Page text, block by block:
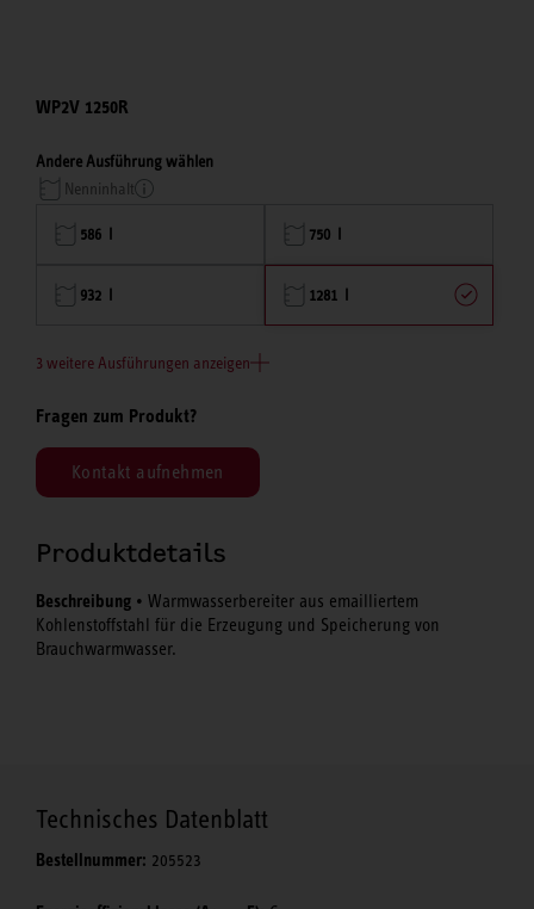
WP2V 1250R
Andere Ausführung wählen
Nenninhalt
586 l 750 l
932 l 1281 l
3 weitere Ausführungen anzeigen
Fragen zum Produkt?
Kontakt aufnehmen
Produktdetails
Beschreibung • Warmwasserbereiter aus emailliertem
Kohlenstoffstahl für die Erzeugung und Speicherung von
Brauchwarmwasser.
Technisches Datenblatt
Bestellnummer: 205523